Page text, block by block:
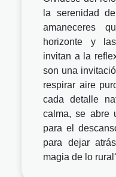
la serenidad
amaneceres
horizonte y
invitan a la
son una
respirar aire
cada detalle
calma, se abre
para el
para dejar
magia de lo